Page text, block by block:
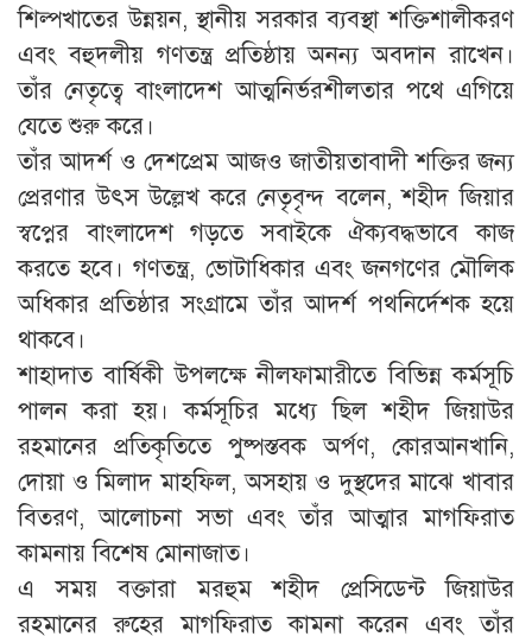
শিল্পখাতের উন্নয়ন, স্থানীয় সরকার ব্যবস্থা শক্তিশালীকরণ
এবং বহুদলীয় গণতন্ত্র প্রতিষ্ঠায় অনন্য অবদান রাখেন।
তাঁর নেতৃত্বে বাংলাদেশ আত্মনির্ভরশীলতার পথে এগিয়ে
যেতে শুরু করে।
তাঁর আদর্শ ও দেশপ্রেম আজও জাতীয়তাবাদী শক্তির জন্য
প্রেরণার উৎস উল্লেখ করে নেতৃবৃন্দ বলেন, শহীদ জিয়ার
স্বপ্নের বাংলাদেশ গড়তে সবাইকে ঐক্যবদ্ধভাবে কাজ
করতে হবে। গণতন্ত্র, ভোটাধিকার এবং জনগণের মৌলিক
অধিকার প্রতিষ্ঠার সংগ্রামে তাঁর আদর্শ পথনির্দেশক হয়ে
থাকবে।
শাহাদাত বার্ষিকী উপলক্ষে নীলফামারীতে বিভিন্ন কর্মসূচি
পালন করা হয়। কর্মসূচির মধ্যে ছিল শহীদ জিয়াউর
রহমানের প্রতিকৃতিতে পুষ্পস্তবক অর্পণ, কোরআনখানি,
দোয়া ও মিলাদ মাহফিল, অসহায় ও দুস্থদের মাঝে খাবার
বিতরণ, আলোচনা সভা এবং তাঁর আত্মার মাগফিরাত
কামনায় বিশেষ মোনাজাত।
এ সময় বক্তারা মরহুম শহীদ প্রেসিডেন্ট জিয়াউর
রহমানের রুহের মাগফিরাত কামনা করেন এবং তাঁর